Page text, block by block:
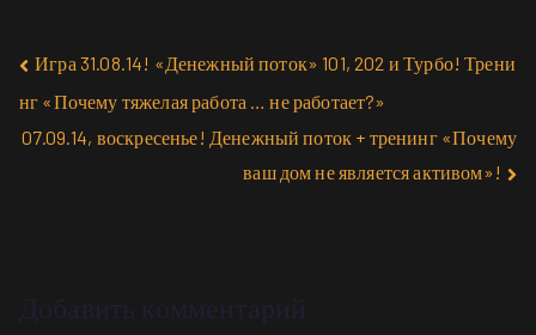
Игра 31.08.14! «Денежный поток» 101, 202 и Турбо! Трени
нг «Почему тяжелая работа … не работает?»
07.09.14, воскресенье! Денежный поток + тренинг «Почему
ваш дом не является активом»!
Добавить комментарий